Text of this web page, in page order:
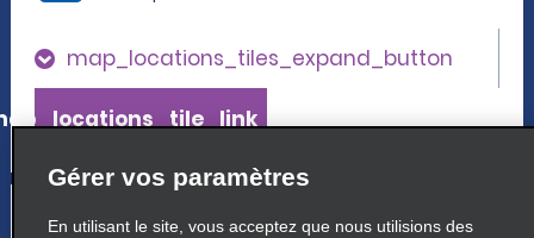
map_locations_tiles_expand_button
5 Indaiatuba
Gérer vos paramètres
En utilisant le site, vous acceptez que nous utilisions des